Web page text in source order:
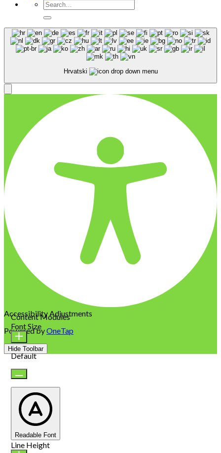
Hrvatski
Accessibility Adjustments
Powered byOneTap
Hide Toolbar
Content Modules
Font Size
Default
Readable Font
Line Height